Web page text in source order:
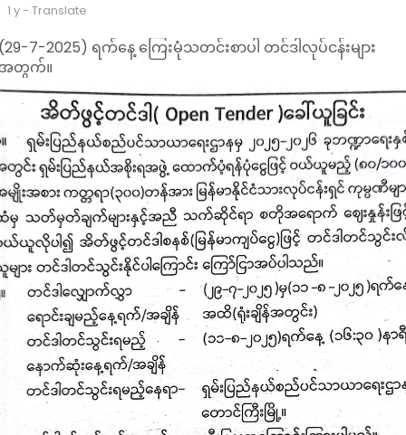
1 y- Translate
7-2025) ရက်နေ့ ကြေးမုံသတင်းစာပါ တင်ဒါလုပ်ငန်းများ
တွက်။